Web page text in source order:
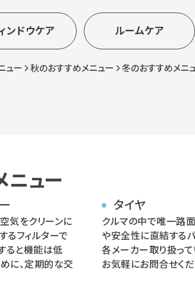
ンドウケア ルームケア
ュー 秋のおすすめメニュー 冬のおすすめメニ
ニュー
気をクリーンに
るフィルターで
ると機能は低
に、定期的な交
タイヤ
クルマの中で唯一路
や安全性に直結するパ
各メーカー取り扱って
お気軽にお問合せくだ